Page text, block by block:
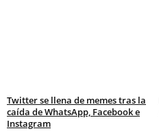
Twitter se llena de memes tras la
caída de WhatsApp, Facebook e
Instagram